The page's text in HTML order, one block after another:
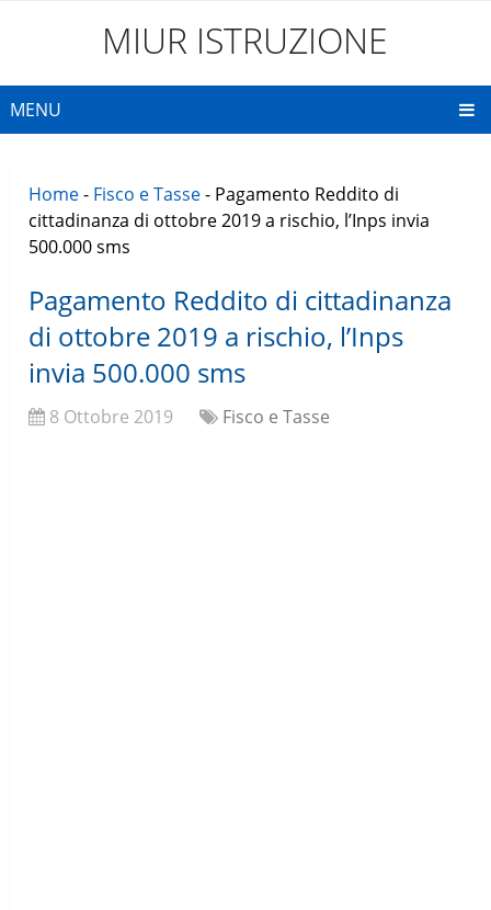
MIUR ISTRUZIONE
MENU
Home- Fisco e Tasse- Pagamento Reddito di
cittadinanza di ottobre 2019 a rischio, l’Inps invia
500.000 sms
Pagamento Reddito di cittadinanza
di ottobre 2019 a rischio, l’Inps
invia 500.000 sms
8 Ottobre 2019 Fisco e Tasse